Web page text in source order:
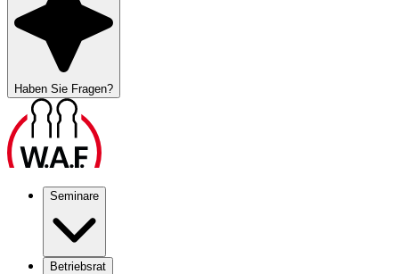
Haben Sie Fragen?
Seminare
Betriebsrat